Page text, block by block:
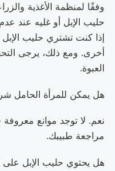
وفقًا لمنظمة الأغذية
حليب الإبل أو غليه عند
إذا كنت تشتري حليب
أخرى. ومع ذلك، يرجى
العبوة.
هل يمكن للمرأة الحامل
نعم. لا توجد موانع
مراجعة طبيبك.
هل يحتوي حليب الإبل على